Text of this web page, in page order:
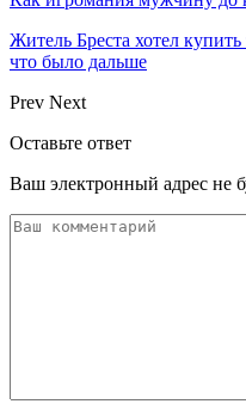
Житель Бреста хотел
что было дальше
Prev Next
Оставьте ответ
Ваш электронный адрес не